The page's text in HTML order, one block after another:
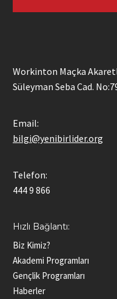
Workinton Maçka
Süleyman Seba Cad.
Email:
bilgi@yenibirlider.org
Telefon:
444 9 866
Hızlı Bağlantı:
Biz Kimiz?
Akademi Programları
Gençlik Programları
Haberler